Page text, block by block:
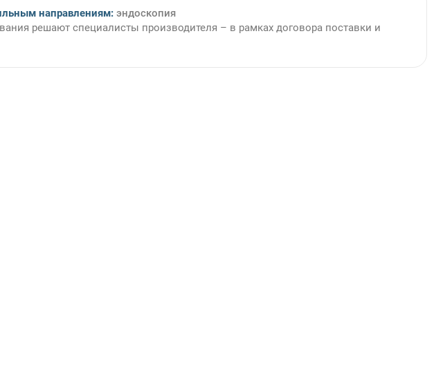
направлениям:эндоскопия
решают специалисты производителя – в рамках договора поставки и